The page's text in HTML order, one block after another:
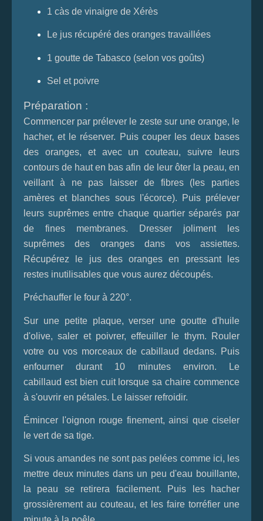
1 càs de vinaigre de Xérès
Le jus récupéré des oranges travaillées
1 goutte de Tabasco (selon vos goûts)
Sel et poivre
Préparation :
Commencer par prélever le zeste sur une orange, le
hacher, et le réserver. Puis couper les deux bases
des oranges, et avec un couteau, suivre leurs
contours de haut en bas afin de leur ôter la peau, en
veillant à ne pas laisser de fibres (les parties
amères et blanches sous l'écorce). Puis prélever
leurs suprêmes entre chaque quartier séparés par
de fines membranes. Dresser joliment les
suprêmes des oranges dans vos assiettes.
Récupérez le jus des oranges en pressant les
restes inutilisables que vous aurez découpés.
Préchauffer le four à 220°.
Sur une petite plaque, verser une goutte d'huile
d'olive, saler et poivrer, effeuiller le thym. Rouler
votre ou vos morceaux de cabillaud dedans. Puis
enfourner durant 10 minutes environ. Le
cabillaud est bien cuit lorsque sa chaire commence
à s'ouvrir en pétales. Le laisser refroidir.
Émincer l'oignon rouge finement, ainsi que ciseler
le vert de sa tige.
Si vous amandes ne sont pas pelées comme ici, les
mettre deux minutes dans un peu d'eau bouillante,
la peau se retirera facilement. Puis les hacher
grossièrement au couteau, et les faire torréfier une